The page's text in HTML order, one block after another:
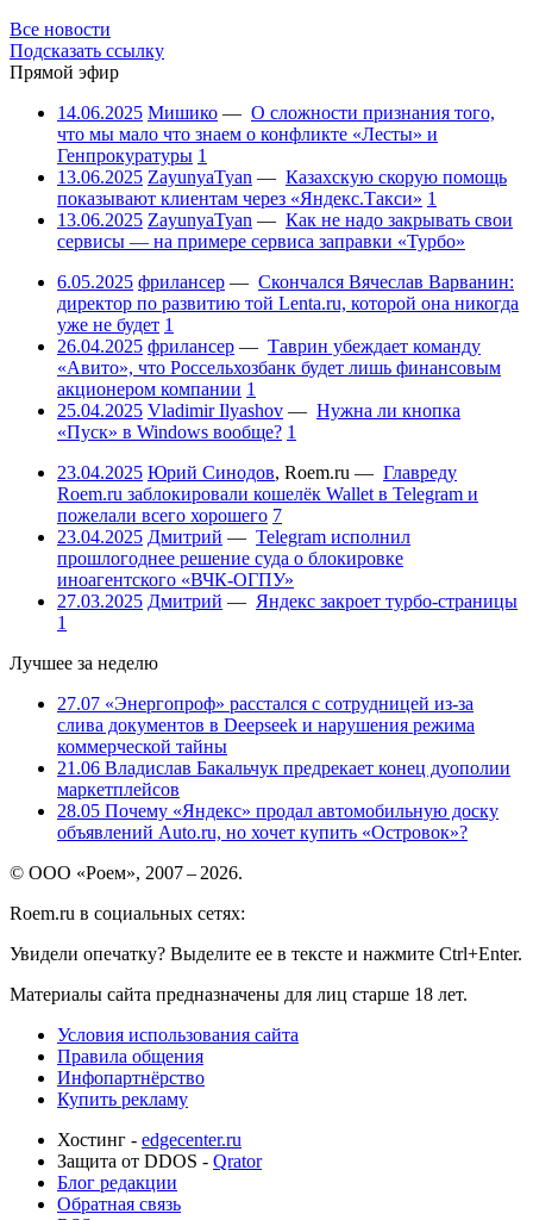
Все новости
Подсказать ссылку
Прямой эфир
14.06.2025 Мишико — О сложности признания того,
что мы мало что знаем о конфликте «Лесты» и
Генпрокуратуры 1
13.06.2025 ZayunyaTyan — Казахскую скорую помощь
показывают клиентам через «Яндекс.Такси» 1
13.06.2025 ZayunyaTyan — Как не надо закрывать свои
сервисы — на примере сервиса заправки «Турбо»
6.05.2025 фрилансер — Скончался Вячеслав Варванин:
директор по развитию той Lenta.ru, которой она никогда
уже не будет 1
26.04.2025 фрилансер — Таврин убеждает команду
«Авито», что Россельхозбанк будет лишь финансовым
акционером компании 1
25.04.2025 Vladimir Ilyashov — Нужна ли кнопка
«Пуск» в Windows вообще? 1
23.04.2025 Юрий Синодов, Roem.ru — Главреду
Roem.ru заблокировали кошелёк Wallet в Telegram и
пожелали всего хорошего 7
23.04.2025 Дмитрий — Telegram исполнил
прошлогоднее решение суда о блокировке
иноагентского «ВЧК-ОГПУ»
27.03.2025 Дмитрий — Яндекс закроет турбо-страницы
1
Лучшее за неделю
27.07 «Энергопроф» расстался с сотрудницей из-за
слива документов в Deepseek и нарушения режима
коммерческой тайны
21.06 Владислав Бакальчук предрекает конец дуополии
маркетплейсов
28.05 Почему «Яндекс» продал автомобильную доску
объявлений Auto.ru, но хочет купить «Островок»?
© ООО «Роем», 2007 – 2026.
Roem.ru в социальных сетях:
Увидели опечатку? Выделите ее в тексте и нажмите Ctrl+Enter.
Материалы сайта предназначены для лиц старше 18 лет.
Условия использования сайта
Правила общения
Инфопартнёрство
Купить рекламу
Хостинг - edgecenter.ru
Защита от DDOS - Qrator
Блог редакции
Обратная связь